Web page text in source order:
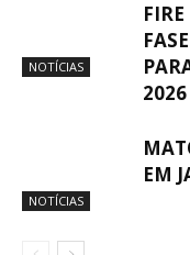
NOTÍCIAS
2026
NOTÍCIAS
EM